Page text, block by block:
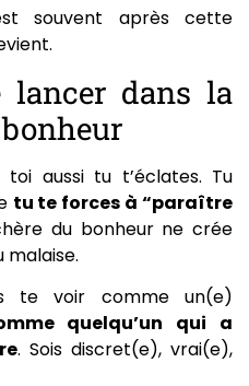
souvent après cette
lancer dans la
aussi tu t’éclates. Tu
tu te forces à “paraître
du bonheur ne crée
malaise.
te voir comme un(e)
quelqu’un qui a
. Sois discret(e), vrai(e),